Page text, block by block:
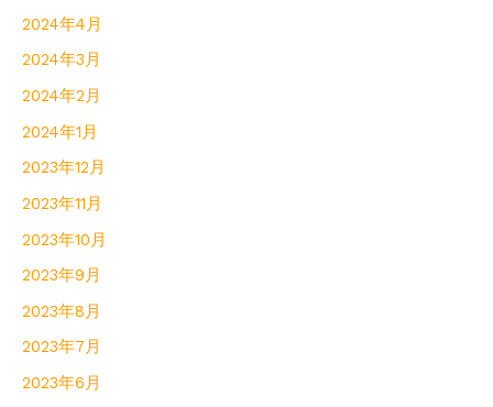
2024年4月
2024年3月
2024年2月
2024年1月
2023年12月
2023年11月
2023年10月
2023年9月
2023年8月
2023年7月
2023年6月